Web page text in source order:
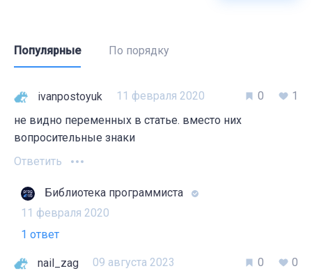
Популярные По порядку
nail_zag 09 августа 2023 0
0
ivanpostoyuk 11 февраля 2020 0
1
не видно переменных в статье. вместо них
вопросительные знаки
Ответить
Библиотека программиста
11 февраля 2020
1 ответ